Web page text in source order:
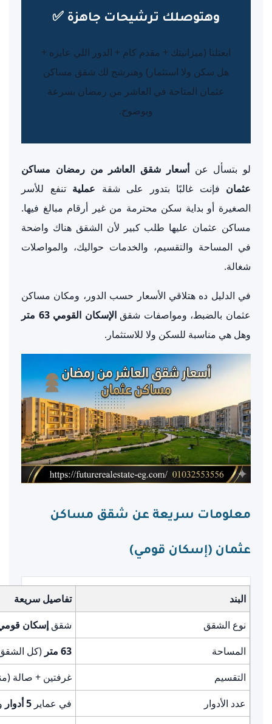
وهتوصلك ترشيحات جاهزة ✅
ابعتلنا (ميزانيتك + مقدم كام + الدور اللي عايزه +
هل سكن ولا استثمار) وهنرشح لك شقق مساكن
عثمان المتاحة في العاشر من رمضان بسرعة
وبوضوح.
لو بتسأل عنأسعار شقق العاشر من رمضان مساكن
عثمان فإنت غالبًا بتدور على شقة عملية تنفع للأسر
الصغيرة أو بداية سكن محترمة من غير أرقام مبالغ فيها.
مساكن عثمان عليها طلب كبير لأن الشقق هناك واضحة
في المساحة والتقسيم، والخدمات حواليك، والمواصلات
شغالة.
في الدليل ده هتلاقي الأسعار حسب الدور، ومكان مساكن
عثمان بالضبط، ومواصفات شققالإسكان القومي 63 متر
وهل هي مناسبة للسكن ولا للاستثمار.
معلومات سريعة عن شقق مساكن
عثمان (إسكان قومي)
البند
تفاصيل سريعة
نوع الشقق
شققإسكان
المساحة
63 متر
(كل
التقسيم
غرفتين + صالة
عدد الأدوار
في عماير5 أدوار